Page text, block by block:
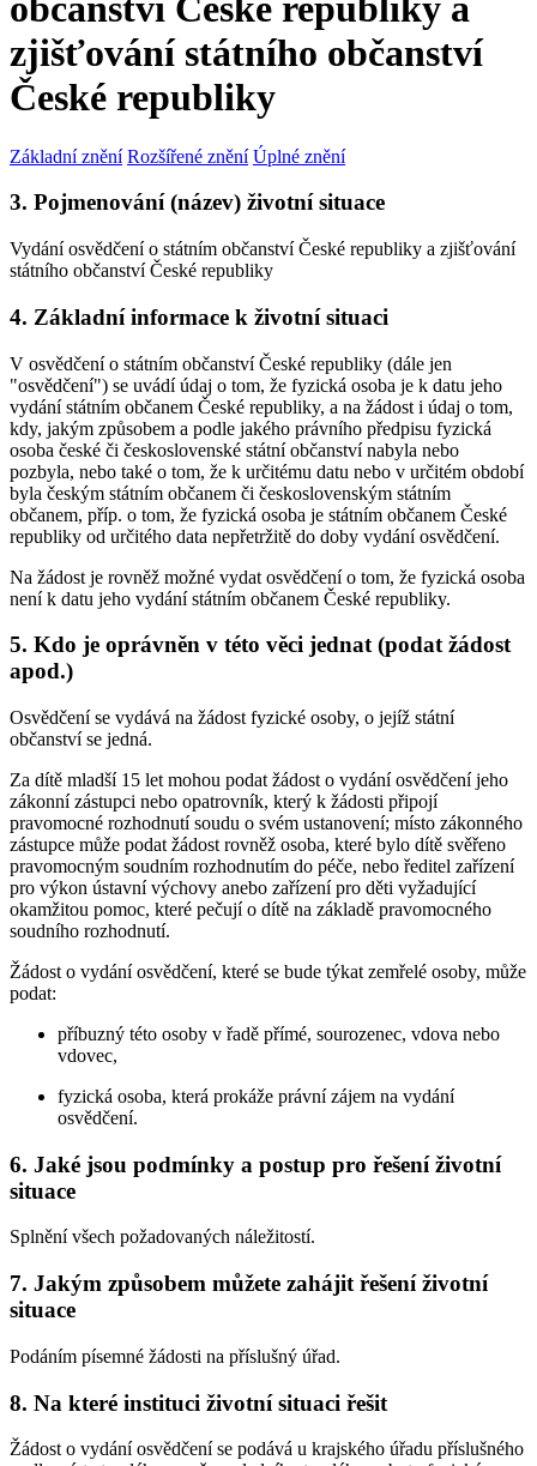
zjišťování státního občanství
České republiky
Základní znění Rozšířené znění Úplné znění
3. Pojmenování (název) životní situace
Vydání osvědčení o státním občanství České republiky a zjišťování
státního občanství České republiky
4. Základní informace k životní situaci
V osvědčení o státním občanství České republiky (dále jen
"osvědčení") se uvádí údaj o tom, že fyzická osoba je k datu jeho
vydání státním občanem České republiky, a na žádost i údaj o tom,
kdy, jakým způsobem a podle jakého právního předpisu fyzická
osoba české či československé státní občanství nabyla nebo
pozbyla, nebo také o tom, že k určitému datu nebo v určitém období
byla českým státním občanem či československým státním
občanem, příp. o tom, že fyzická osoba je státním občanem České
republiky od určitého data nepřetržitě do doby vydání osvědčení.
Na žádost je rovněž možné vydat osvědčení o tom, že fyzická osoba
není k datu jeho vydání státním občanem České republiky.
5. Kdo je oprávněn v této věci jednat (podat žádost
apod.)
Osvědčení se vydává na žádost fyzické osoby, o jejíž státní
občanství se jedná.
Za dítě mladší 15 let mohou podat žádost o vydání osvědčení jeho
zákonní zástupci nebo opatrovník, který k žádosti připojí
pravomocné rozhodnutí soudu o svém ustanovení; místo zákonného
zástupce může podat žádost rovněž osoba, které bylo dítě svěřeno
pravomocným soudním rozhodnutím do péče, nebo ředitel zařízení
pro výkon ústavní výchovy anebo zařízení pro děti vyžadující
okamžitou pomoc, které pečují o dítě na základě pravomocného
soudního rozhodnutí.
Žádost o vydání osvědčení, které se bude týkat zemřelé osoby, může
podat:
příbuzný této osoby v řadě přímé, sourozenec, vdova nebo
vdovec,
fyzická osoba, která prokáže právní zájem na vydání
osvědčení.
6. Jaké jsou podmínky a postup pro řešení životní
situace
Splnění všech požadovaných náležitostí.
7. Jakým způsobem můžete zahájit řešení životní
situace
Podáním písemné žádosti na příslušný úřad.
8. Na které instituci životní situaci řešit
Žádost o vydání osvědčení se podává u krajského úřadu příslušného